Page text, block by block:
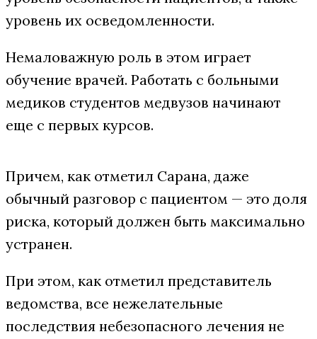
уровень их осведомленности.
Немаловажную роль в этом играет
обучение врачей. Работать с больными
медиков студентов медвузов начинают
еще с первых курсов.
Причем, как отметил Сарана, даже
обычный разговор с пациентом — это доля
риска, который должен быть максимально
устранен.
При этом, как отметил представитель
ведомства, все нежелательные
последствия небезопасного лечения не